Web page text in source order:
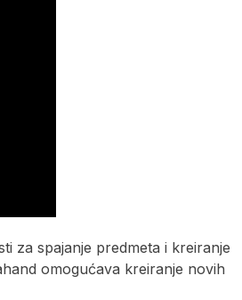
za spajanje predmeta i kreiranje
omogućava kreiranje novih